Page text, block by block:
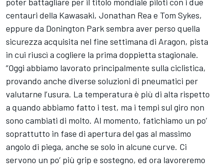
centauri della Kawasaki, Jonathan Rea e Tom Sykes,
eppure da Donington Park sembra aver perso quella
sicurezza acquisita nel fine settimana di Aragon, pista
in cui riuscì a cogliere la prima doppietta stagionale.
“Oggi abbiamo lavorato principalmente sulla ciclistica,
provando anche diverse soluzioni di pneumatici per
valutarne l’usura. La temperatura è più di alta rispetto
a quando abbiamo fatto i test, ma i tempi sul giro non
sono cambiati di molto. Al momento, fatichiamo un po’
soprattutto in fase di apertura del gas al massimo
angolo di piega, anche se solo in alcune curve. Ci
servono un po’ più grip e sostegno, ed ora lavoreremo